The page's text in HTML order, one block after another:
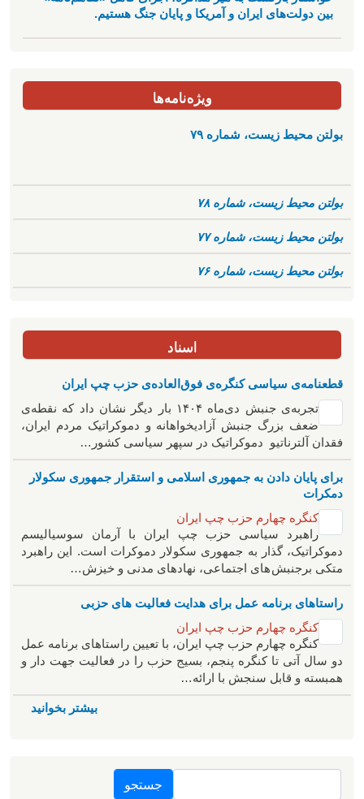
بین دولت‌های ایران و آمریکا و پایان جنگ هستیم.
ویژه‌نامه‌ها
بولتن محیط زیست، شماره ۷۹
بولتن محیط زیست، شماره ۷۸
بولتن محیط زیست، شماره ۷۷
بولتن محیط زیست، شماره ۷۶
اسناد
قطعنامه‌ی سیاسی کنگره‌ی فوق‌العاده‌ی حزب چپ ایران
تجربه‌ی جنبش دی‌ماه ۱۴۰۴ بار دیگر نشان داد که نقطه‌ی
ضعف بزرگ جنبش آزادیخواهانه و دموکراتیک مردم ایران،
فقدان آلترناتیو دموکراتیک در سپهر سیاسی کشور…
برای پایان دادن به جمهوری اسلامی و استقرار جمهوری سکولار
دمکرات
کنگره چهارم حزب چپ ایران
راهبرد سياسی حزب چپ ایران با آرمان سوسیالیسم
دموکراتیک، گذار به جمهوری سکولار دموکرات است. این راهبرد
متکی برجنبش های اجتماعی، نهادهای مدنی و خیزش‌…
راستاهای برنامه عمل برای هدایت فعالیت های حزبی
کنگره چهارم حزب چپ ایران
کنگره چهارم حزب چپ ایران، با تعیین راستاهای برنامه عمل
دو سال آتی تا کنگره پنجم، بسیج حزب را در فعالیت جهت دار و
همبسته و قابل سنجش با ارائه…
بیشتر بخوانید
جستجو